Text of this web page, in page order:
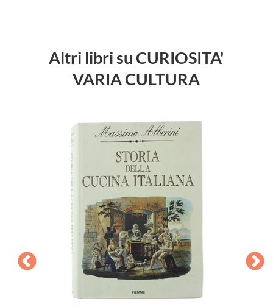
Altri libri su CURIOSITA'
VARIA CULTURA